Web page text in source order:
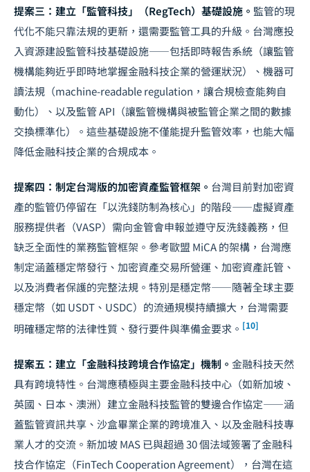
提案三：建立「監管科技」（RegTech）基礎設施。 監管的現
代化不能只靠法規的更新，還需要監管工具的升級。台灣應投
入資源建設監管科技基礎設施——包括即時報告系統（讓監管
機構能夠近乎即時地掌握金融科技企業的營運狀況）、機器可
讀法規（machine-readable regulation，讓合規檢查能夠自
動化）、以及監管 API（讓監管機構與被監管企業之間的數據
交換標準化）。這些基礎設施不僅能提升監管效率，也能大幅
降低金融科技企業的合規成本。
提案四：制定台灣版的加密資產監管框架。 台灣目前對加密資
產的監管仍停留在「以洗錢防制為核心」的階段——虛擬資產
服務提供者（VASP）需向金管會申報並遵守反洗錢義務，但
缺乏全面性的業務監管框架。參考歐盟 MiCA 的架構，台灣應
制定涵蓋穩定幣發行、加密資產交易所營運、加密資產託管、
以及消費者保護的完整法規。特別是穩定幣——隨著全球主要
穩定幣（如 USDT、USDC）的流通規模持續擴大，台灣需要
明確穩定幣的法律性質、發行要件與準備金要求。 [10]
提案五：建立「金融科技跨境合作協定」機制。 金融科技天然
具有跨境特性。台灣應積極與主要金融科技中心（如新加坡、
英國、日本、澳洲）建立金融科技監管的雙邊合作協定——涵
蓋監管資訊共享、沙盒畢業企業的跨境准入、以及金融科技專
業人才的交流。新加坡 MAS 已與超過 30 個法域簽署了金融科
技合作協定（FinTech Cooperation Agreement），台灣在這